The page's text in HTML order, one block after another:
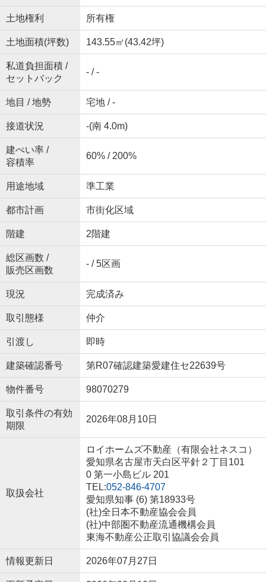
土地権利 所有権
土地面積(坪数) 143.55㎡(43.42坪)
私道負担面積 /
セットバック
- / -
地目 / 地勢 宅地 / -
接道状況 -(南 4.0m)
建ぺい率 /
容積率
60% / 200%
用途地域 準工業
都市計画 市街化区域
階建 2階建
総区画数 /
販売区画数
- / 5区画
現況 完成済み
取引態様 仲介
引渡し 即時
建築確認番号 第R07確認建築愛建住セ22639号
物件番号 98070279
取引条件の有効
期限
2026年08月10日
取扱会社
ロイホームズ不動産（有限会社ネスコ）
愛知県名古屋市天白区平針２丁目101
0 第一小島ビル 201
TEL:052-846-4707
愛知県知事 (6) 第18933号
(社)全日本不動産協会会員
(社)中部圏不動産流通機構会員
東海不動産公正取引協議会会員
情報更新日 2026年07月27日